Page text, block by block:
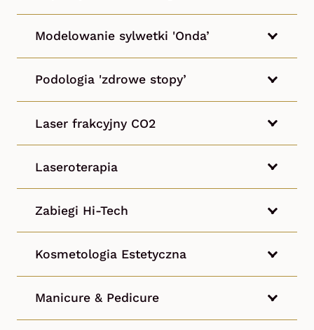
Modelowanie sylwetki 'Onda’
Podologia 'zdrowe stopy’
Laser frakcyjny CO2
Laseroterapia
Zabiegi Hi-Tech
Kosmetologia Estetyczna
Manicure & Pedicure